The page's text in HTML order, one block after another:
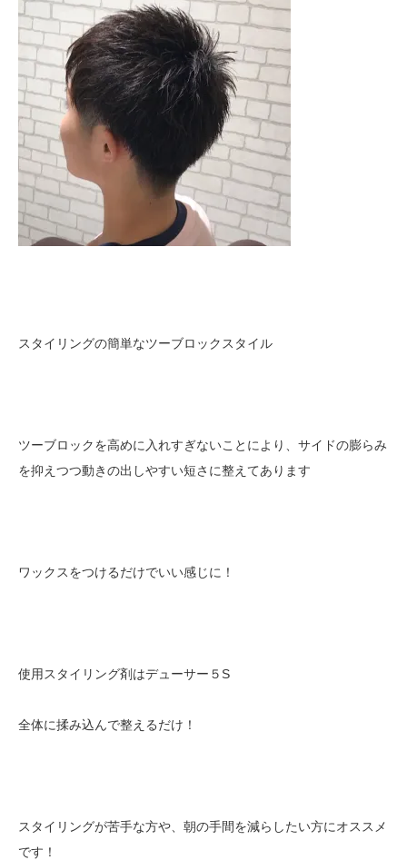
スタイリングの簡単なツーブロックスタイル
ツーブロックを高めに入れすぎないことにより、サイドの膨らみ
を抑えつつ動きの出しやすい短さに整えてあります
ワックスをつけるだけでいい感じに！
使用スタイリング剤はデューサー５S
全体に揉み込んで整えるだけ！
スタイリングが苦手な方や、朝の手間を減らしたい方にオススメ
です！